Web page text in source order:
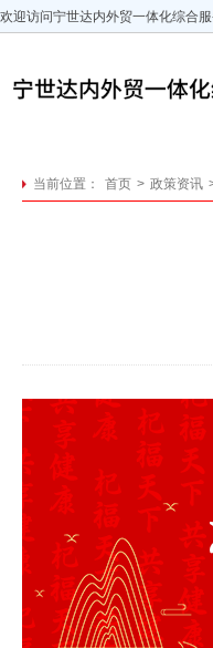
欢迎访问宁世达内外贸一体化综合服
当前位置： 首页 > 政策资讯